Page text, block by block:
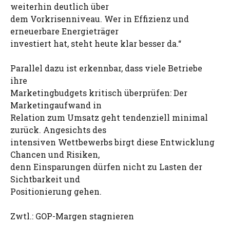
weiterhin deutlich über
dem Vorkrisenniveau. Wer in Effizienz und
erneuerbare Energieträger
investiert hat, steht heute klar besser da.“
Parallel dazu ist erkennbar, dass viele Betriebe
ihre
Marketingbudgets kritisch überprüfen: Der
Marketingaufwand in
Relation zum Umsatz geht tendenziell minimal
zurück. Angesichts des
intensiven Wettbewerbs birgt diese Entwicklung
Chancen und Risiken,
denn Einsparungen dürfen nicht zu Lasten der
Sichtbarkeit und
Positionierung gehen.
Zwtl.: GOP-Margen stagnieren